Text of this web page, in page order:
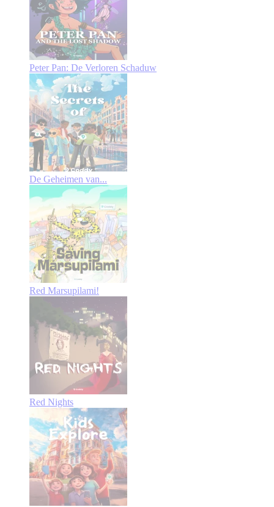
Peter Pan: De Verloren Schaduw
De Geheimen van...
Red Marsupilami!
Red Nights